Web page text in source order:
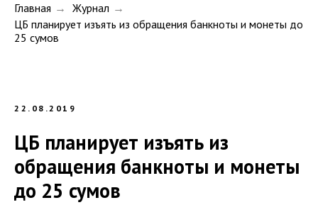
Главная → Журнал →
ЦБ планирует изъять из обращения банкноты и монеты до
25 сумов
22.08.2019
ЦБ планирует изъять из
обращения банкноты и монеты
до 25 сумов